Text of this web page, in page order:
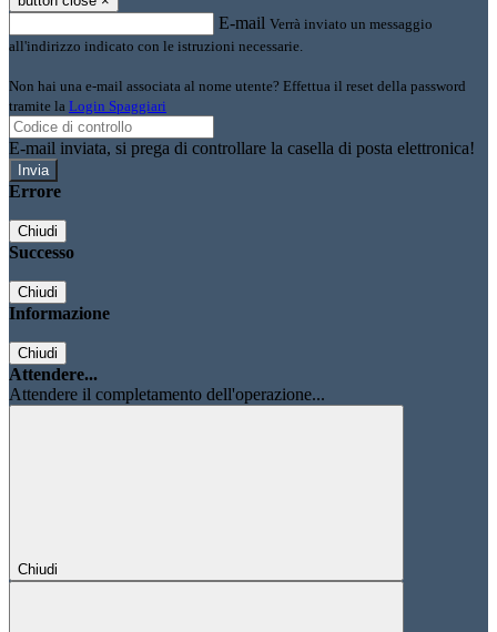
E-mail Verrà inviato un messaggio
all'indirizzo indicato con le istruzioni necessarie.
Non hai una e-mail associata al nome utente? Effettua il reset della password
tramite la Login Spaggiari
E-mail inviata, si prega di controllare la casella di posta elettronica!
Errore
Chiudi
Successo
Chiudi
Informazione
Chiudi
Attendere...
Attendere il completamento dell'operazione...
Chiudi